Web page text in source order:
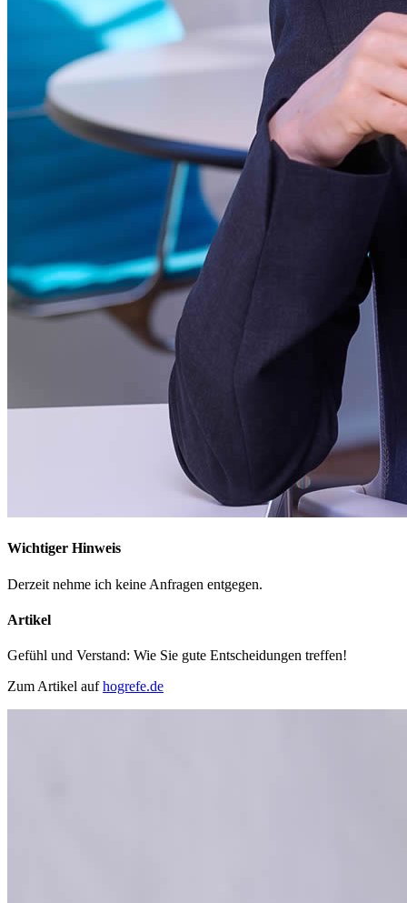
Wichtiger Hinweis
Derzeit nehme ich keine Anfragen entgegen.
Artikel
Gefühl und Verstand: Wie Sie gute Entscheidungen treffen!
Zum Artikel aufhogrefe.de